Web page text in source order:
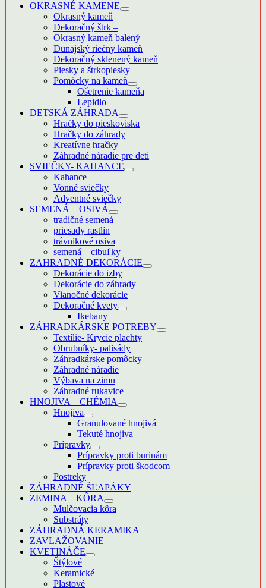
OKRASNÉ KAMENE
Okrasný kameň
Dekoračný štrk –
Okrasný kameň balený
Dunajský riečny kameň
Dekoračný sklenený kameň
Piesky a štrkopiesky –
Pomôcky na kameň
Ošetrenie kameňa
Lepidlo
DETSKÁ ZÁHRADA
Hračky do pieskoviska
Hračky do záhrady
Kreatívne hračky
Záhradné náradie pre deti
SVIEČKY- KAHANCE
Kahance
Vonné sviečky
Adventné sviečky
SEMENÁ – OSIVÁ
tradičné semená
priesady rastlín
trávnikové osiva
semená – cibuľky
ZAHRADNÉ DEKORÁCIE
Dekorácie do izby
Dekorácie do záhrady
Vianočné dekorácie
Dekoračné kvety
Ikebany
ZÁHRADKÁRSKE POTREBY
Textílie- Krycie plachty
Obrubníky- palisády
Záhradkárske pomôcky
Záhradné náradie
Výbava na zimu
Záhradné rukavice
HNOJIVA – CHÉMIA
Hnojiva
Granulované hnojivá
Tekuté hnojiva
Prípravky
Prípravky proti burinám
Prípravky proti škodcom
Postreky
ZÁHRADNÉ ŠĽAPÁKY
ZEMINA – KÔRA
Mulčovacia kôra
Substráty
ZÁHRADNÁ KERAMIKA
ZAVLAŽOVANIE
KVETINÁČE
Štýlové
Keramické
Plastové